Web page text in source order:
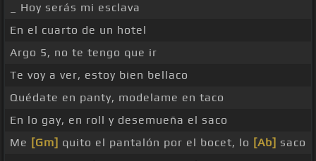
_ Hoy serás mi esclava
En el cuarto de un hotel
Argo 5, no te tengo que ir
Te voy a ver, estoy bien bellaco
Quédate en panty, modelame en taco
En lo gay, en roll y desemueña el saco
Me [Gm] quito el pantalón por el bocet, lo [Ab] saco